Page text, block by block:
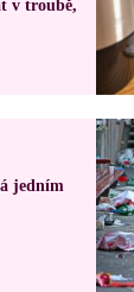
v troubě,
jedním